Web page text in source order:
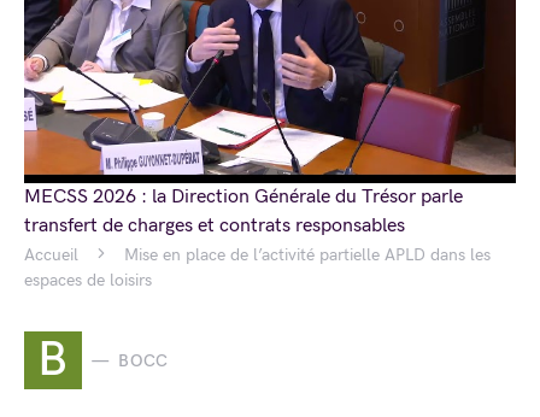
Accueil
Mise en place de l’activité partielle APLD dans les
espaces de loisirs
B BOCC
MECSS 2026 : la Direction Générale du Trésor parle
transfert de charges et contrats responsables